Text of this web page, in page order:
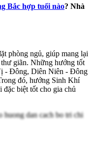
Bắc hợp tuổi nào? Nhà
phòng ngủ, giúp mang lại
giãn. Những hướng tốt
- Đông, Diên Niên - Đông
đó, hướng Sinh Khí
biệt tốt cho gia chủ